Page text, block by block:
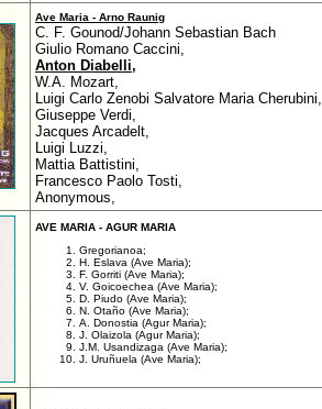
Ave Maria - Arno Raunig
C. F. Gounod/Johann Sebastian Bach
Giulio Romano Caccini,
Anton Diabelli,
W.A. Mozart,
Luigi Carlo Zenobi Salvatore Maria Cherubini,
Giuseppe Verdi,
Jacques Arcadelt,
Luigi Luzzi,
Mattia Battistini,
Francesco Paolo Tosti,
Anonymous,
AVE MARIA - AGUR MARIA
Gregorianoa;
H. Eslava (Ave Maria);
F. Gorriti (Ave Maria);
V. Goicoechea (Ave Maria);
D. Piudo (Ave Maria);
N. Otaño (Ave Maria);
A. Donostia (Agur Maria);
J. Olaizola (Agur Maria);
J.M. Usandizaga (Ave Maria);
J. Uruñuela (Ave Maria);